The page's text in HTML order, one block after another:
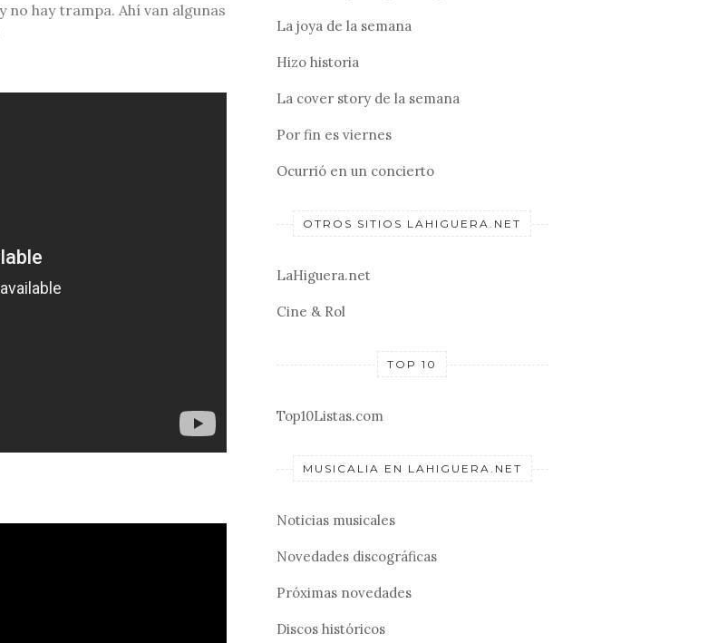
no hay trampa. Ahí van algunas
La joya de la semana
Hizo historia
La cover story de la semana
Por fin es viernes
Ocurrió en un concierto
OTROS SITIOS LAHIGUERA.NET
LaHiguera.net
Cine & Rol
TOP 10
Top10Listas.com
MUSICALIA EN LAHIGUERA.NET
Noticias musicales
Novedades discográficas
Próximas novedades
Discos históricos